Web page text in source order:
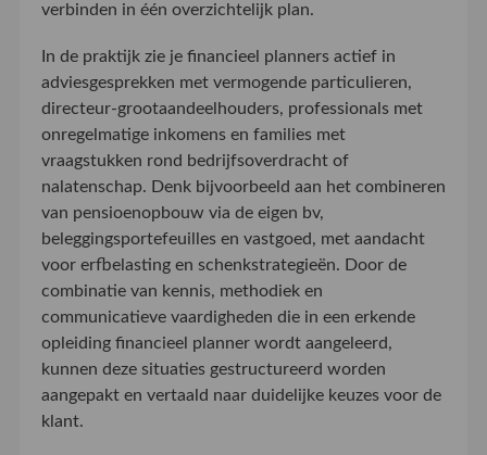
verbinden in één overzichtelijk plan.
In de praktijk zie je financieel planners actief in
adviesgesprekken met vermogende particulieren,
directeur-grootaandeelhouders, professionals met
onregelmatige inkomens en families met
vraagstukken rond bedrijfsoverdracht of
nalatenschap. Denk bijvoorbeeld aan het combineren
van pensioenopbouw via de eigen bv,
beleggingsportefeuilles en vastgoed, met aandacht
voor erfbelasting en schenkstrategieën. Door de
combinatie van kennis, methodiek en
communicatieve vaardigheden die in een erkende
opleiding financieel planner wordt aangeleerd,
kunnen deze situaties gestructureerd worden
aangepakt en vertaald naar duidelijke keuzes voor de
klant.